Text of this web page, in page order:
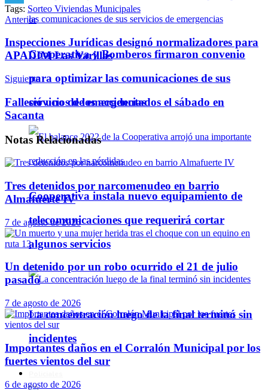
Cooperativa y Bomberos firmaron convenio
para optimizar las comunicaciones de sus
servicios de emergencias
Cooperativa instala nuevo equipamiento de
telecomunicaciones que requerirá cortar
algunos servicios
La concentración luego de la final terminó sin
incidentes
Telegram
Tags: Sorteo Viviendas Municipales
Anterior
Inspecciones Jurídicas designó normalizadores para
APADIM Las Varillas
Siguiente
Falleció uno de los accidentados el sábado en
Sacanta
Notas Relacionadas
Tres detenidos por narcomenudeo en barrio
Almafuerte IV
7 de agosto de 2026
Un detenido por un robo ocurrido el 21 de julio
pasado
7 de agosto de 2026
Importantes daños en el Corralón Municipal por los
fuertes vientos del sur
6 de agosto de 2026